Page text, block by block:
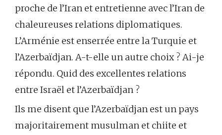
proche de l’Iran et entretienne avec l’Iran de
chaleureuses relations diplomatiques.
L’Arménie est enserrée entre la Turquie et
l’Azerbaïdjan. A-t-elle un autre choix ? Ai-je
répondu. Quid des excellentes relations
entre Israël et l’Azerbaïdjan ?
Ils me disent que l’Azerbaïdjan est un pays
majoritairement musulman et chiite et